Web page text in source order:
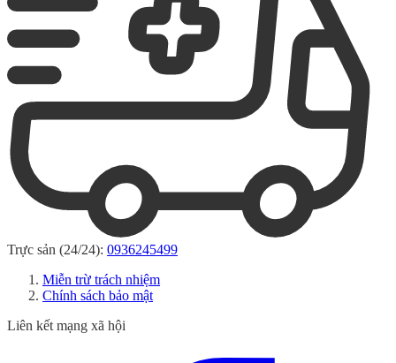
Trực sản (24/24): 0936245499
Miễn trừ trách nhiệm
Chính sách bảo mật
Liên kết mạng xã hội